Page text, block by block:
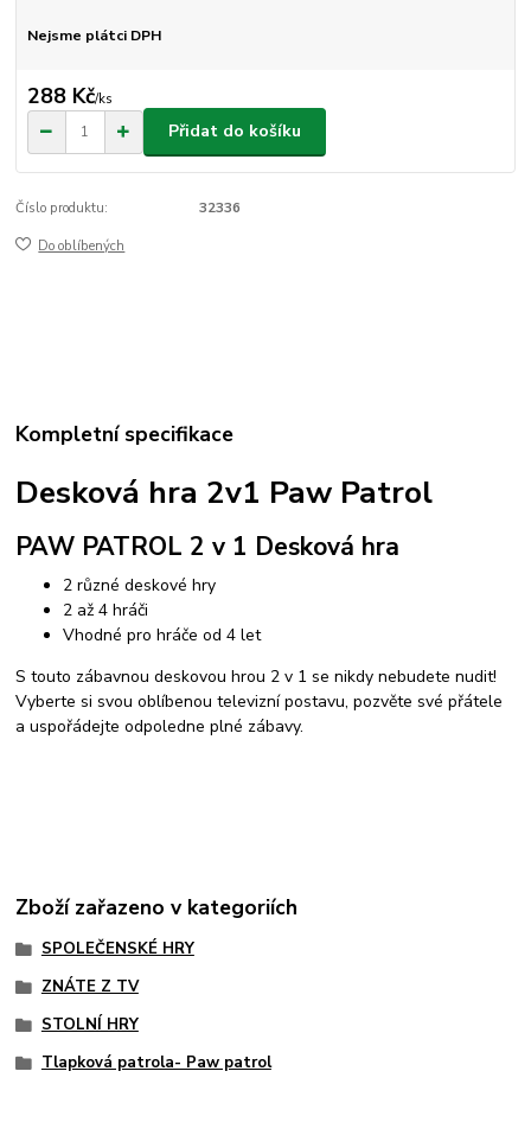
Nejsme plátci DPH
288 Kč/ks
Přidat do košíku
Číslo produktu: 32336
Do oblíbených
Kompletní specifikace
Desková hra 2v1 Paw Patrol
PAW PATROL 2 v 1 Desková hra
2 různé deskové hry
2 až 4 hráči
Vhodné pro hráče od 4 let
S touto zábavnou deskovou hrou 2 v 1 se nikdy nebudete nudit!
Vyberte si svou oblíbenou televizní postavu, pozvěte své přátele
a uspořádejte odpoledne plné zábavy.
Zboží zařazeno v kategoriích
SPOLEČENSKÉ HRY
ZNÁTE Z TV
STOLNÍ HRY
Tlapková patrola- Paw patrol